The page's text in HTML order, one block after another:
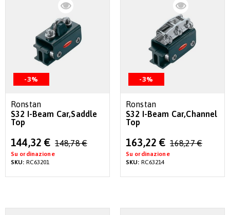
-3%
Ronstan
S32 I-Beam Car,Saddle
Top
Special
Price
144,32 € 148,78 €
Su ordinazione
SKU: RC63201
-3%
Ronstan
S32 I-Beam Car,Channel
Top
Special
Price
163,22 € 168,27 €
Su ordinazione
SKU: RC63214